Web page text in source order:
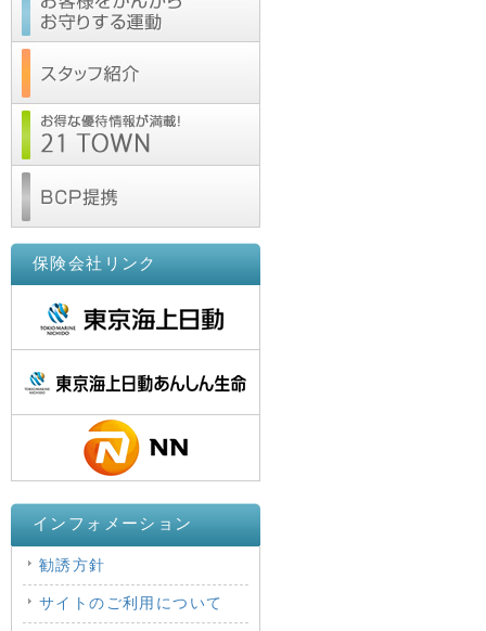
保険会社リンク
インフォメーション
勧誘方針
サイトのご利用について